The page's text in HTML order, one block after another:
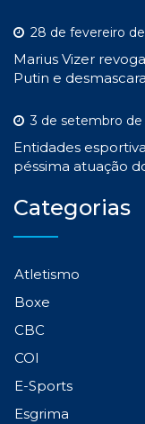
28 de fevereiro
Marius Vizer
Putin e
3 de setembro de
Entidades
péssima atuação
Categorias
Atletismo
Boxe
CBC
COI
E-Sports
Esgrima